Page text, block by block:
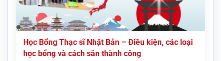
Học Bổng Thạc sĩ Nhật Bản – Điều kiện, các loại
học bổng và cách săn thành công